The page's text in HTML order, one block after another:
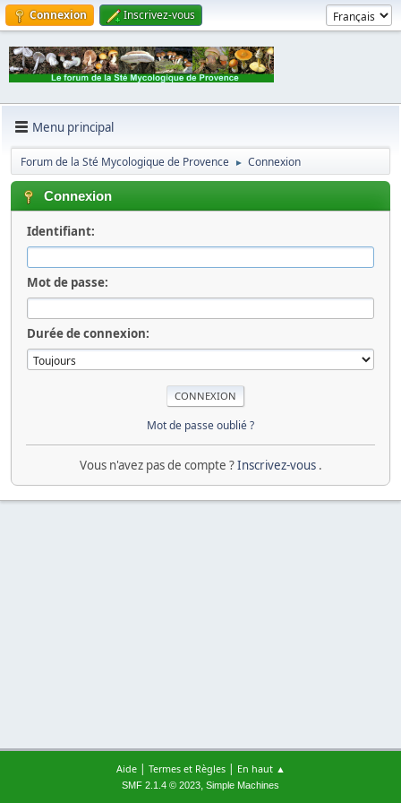
Connexion Inscrivez-vous
Menu principal
Forum de la Sté Mycologique de Provence ► Connexion
Connexion
Identifiant:
Mot de passe:
Durée de connexion:
Mot de passe oublié ?
Vous n'avez pas de compte ?Inscrivez-vous .
Aide| Termes et Règles| En haut ▲
SMF 2.1.4 © 2023, Simple Machines